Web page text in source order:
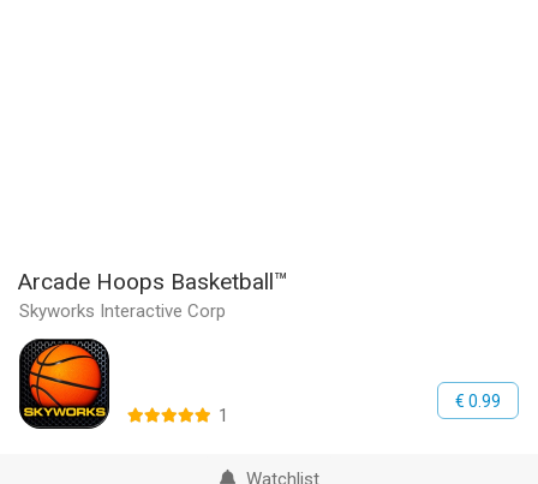
Arcade Hoops Basketball™
Skyworks Interactive Corp
€ 0.99
1
Watchlist